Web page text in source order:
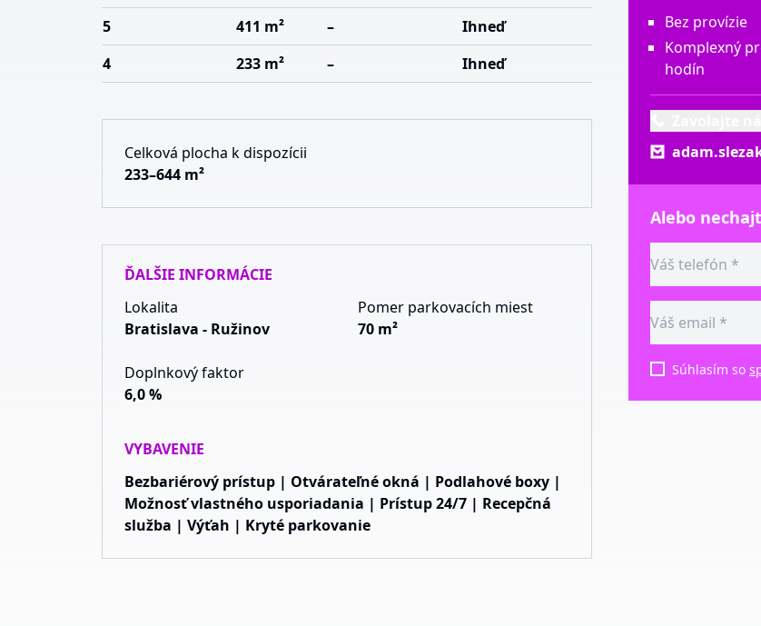
5
411 m² –
Ihneď
4
233 m² – Ihneď
Celková plocha k dispozícii
233–644 m²
ĎALŠIE INFORMÁCIE
Lokalita
Bratislava - Ružinov
Pomer parkovacích miest
70 m²
Doplnkový faktor
6,0 %
VYBAVENIE
Bezbariérový prístup | Otvárateľné okná | Podlahové boxy |
Možnosť vlastného usporiadania | Prístup 24/7 | Recepčná
služba | Výťah | Kryté parkovanie
Bez provízie
Komplexný
hodín
Alebo
Súhlasím so